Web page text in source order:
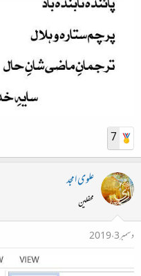
7
علوی امجد
محفلین
دسمبر 3، 2019